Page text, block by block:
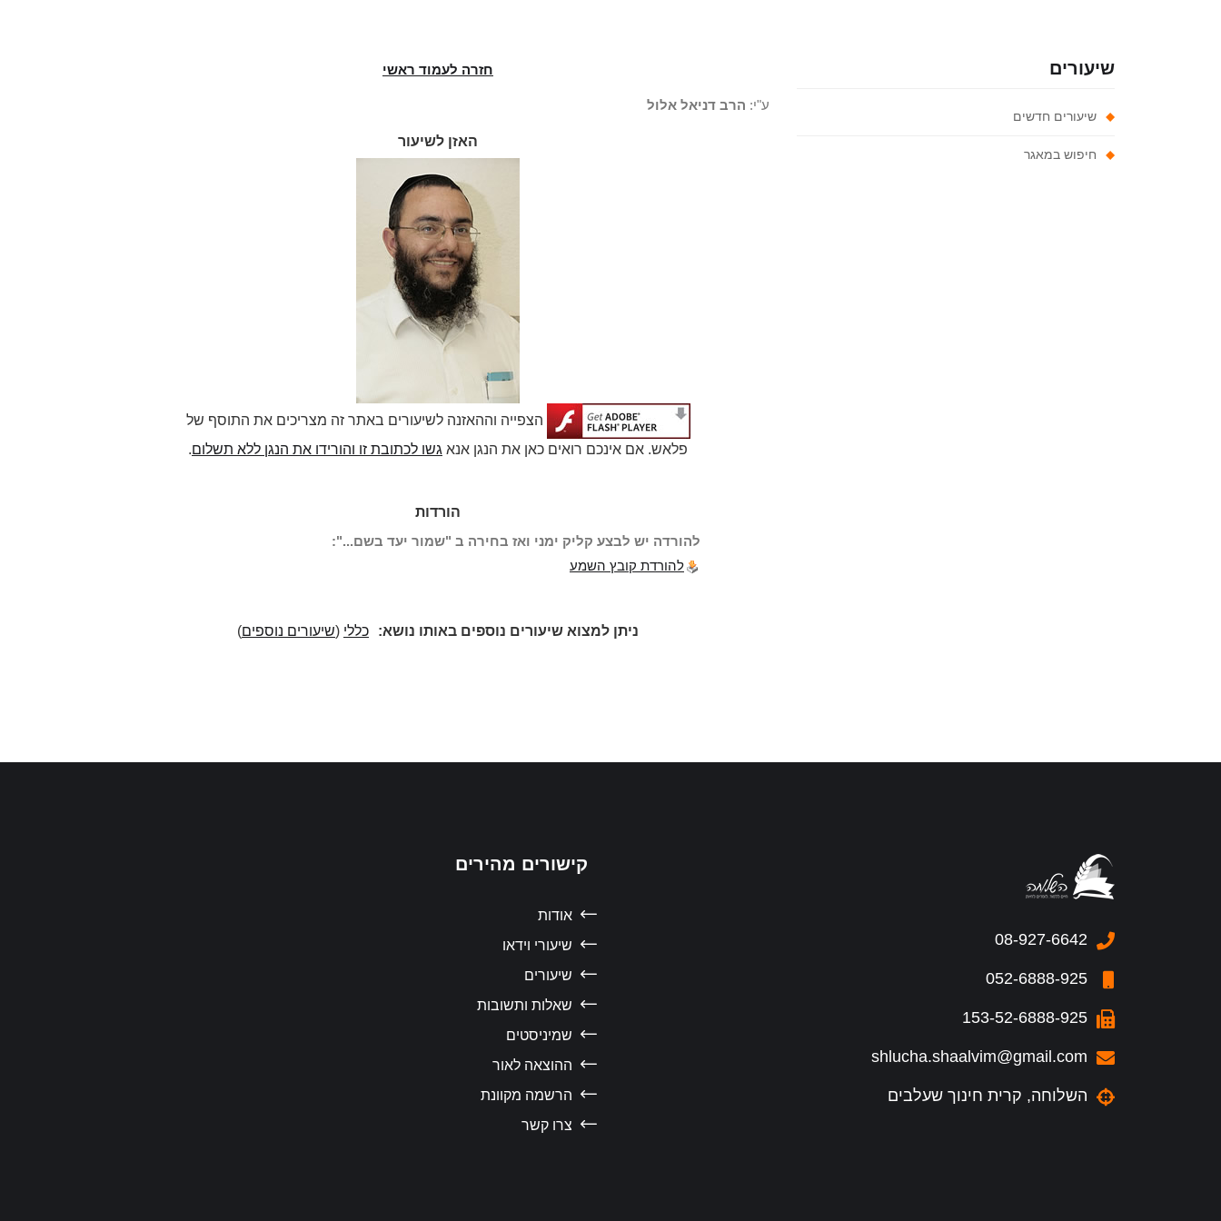
שיעורים
שיעורים חדשים
חיפוש במאגר
חזרה לעמוד ראשי
ע"י: הרב דניאל אלול
האזן לשיעור
הצפייה וההאזנה לשיעורים באתר זה מצריכים את התוסף של
פלאש. אם אינכם רואים כאן את הנגן אנא גשו לכתובת זו והורידו את הנגן ללא תשלום.
הורדות
להורדה יש לבצע קליק ימני ואז בחירה ב "שמור יעד בשם...":
להורדת קובץ השמע
ניתן למצוא שיעורים נוספים באותו נושא: כללי (שיעורים נוספים)
08-927-6642
052-6888-925
153-52-6888-925
shlucha.shaalvim@gmail.com
השלוחה, קרית חינוך שעלבים
קישורים מהירים
אודות
שיעורי וידאו
שיעורים
שאלות ותשובות
שמיניסטים
ההוצאה לאור
הרשמה מקוונת
צרו קשר